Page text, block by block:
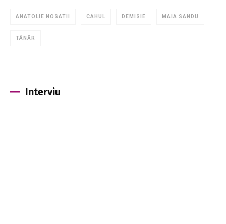
ANATOLIE NOSATII CAHUL DEMISIE MAIA SANDU
TÂNĂR
Interviu